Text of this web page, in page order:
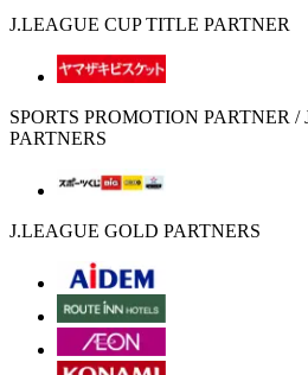
J.LEAGUE CUP TITLE PARTNER
SPORTS PROMOTION PARTNER
PARTNERS
J.LEAGUE GOLD PARTNERS